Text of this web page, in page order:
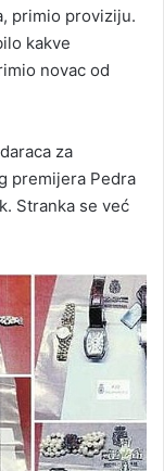
primio proviziju.
kakve
novac od
za
premijera Pedra
Stranka se već